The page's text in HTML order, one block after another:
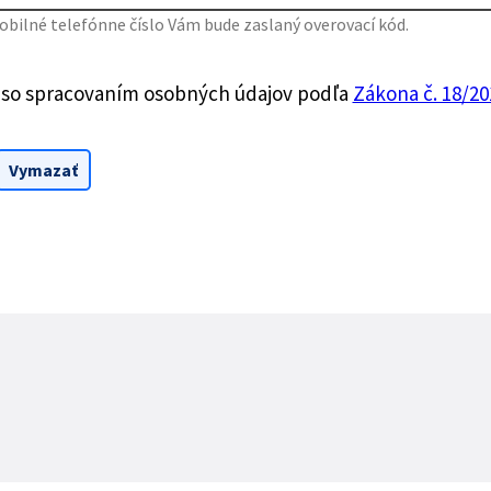
telefónne číslo Vám bude zaslaný overovací kód.
spracovaním osobných údajov podľa Zákona č. 18/